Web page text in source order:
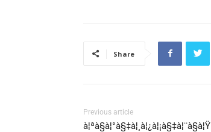
Share
Previous article
à¦ªà§à¦°à§‡à¦¸à¦¿à¦¡à§‡à¦¨à§à¦Ÿ